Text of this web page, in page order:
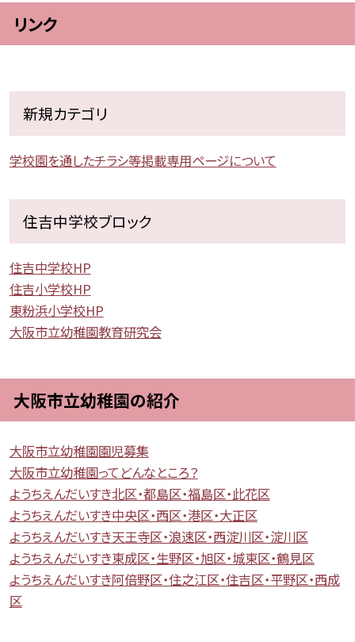
リンク
新規カテゴリ
学校園を通したチラシ等掲載専用ページについて
住吉中学校ブロック
住吉中学校HP
住吉小学校HP
東粉浜小学校HP
大阪市立幼稚園教育研究会
大阪市立幼稚園の紹介
大阪市立幼稚園園児募集
大阪市立幼稚園ってどんなところ？
ようちえんだいすき北区・都島区・福島区・此花区
ようちえんだいすき中央区・西区・港区・大正区
ようちえんだいすき天王寺区・浪速区・西淀川区・淀川区
ようちえんだいすき東成区・生野区・旭区・城東区・鶴見区
ようちえんだいすき阿倍野区・住之江区・住吉区・平野区・西成
区